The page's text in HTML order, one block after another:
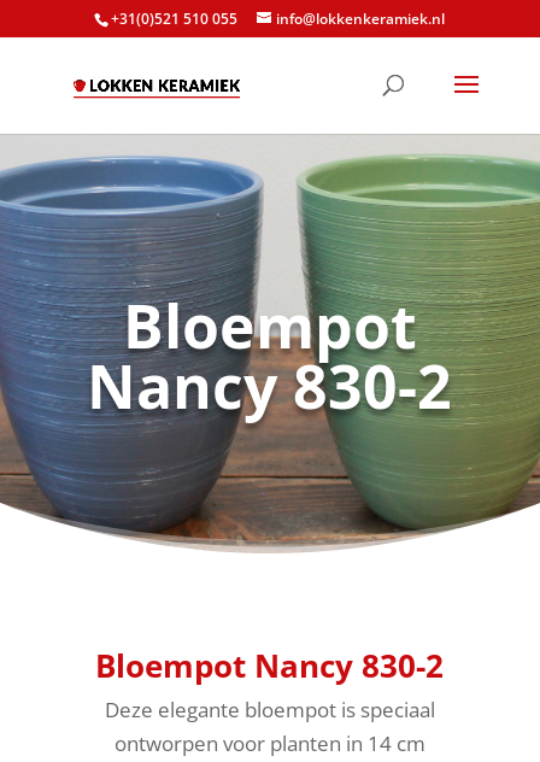
+31(0)521 510 055 info@lokkenkeramiek.nl
Bloempot
Nancy 830-2
Bloempot Nancy 830-2
Deze elegante bloempot is speciaal
ontworpen voor planten in 14 cm